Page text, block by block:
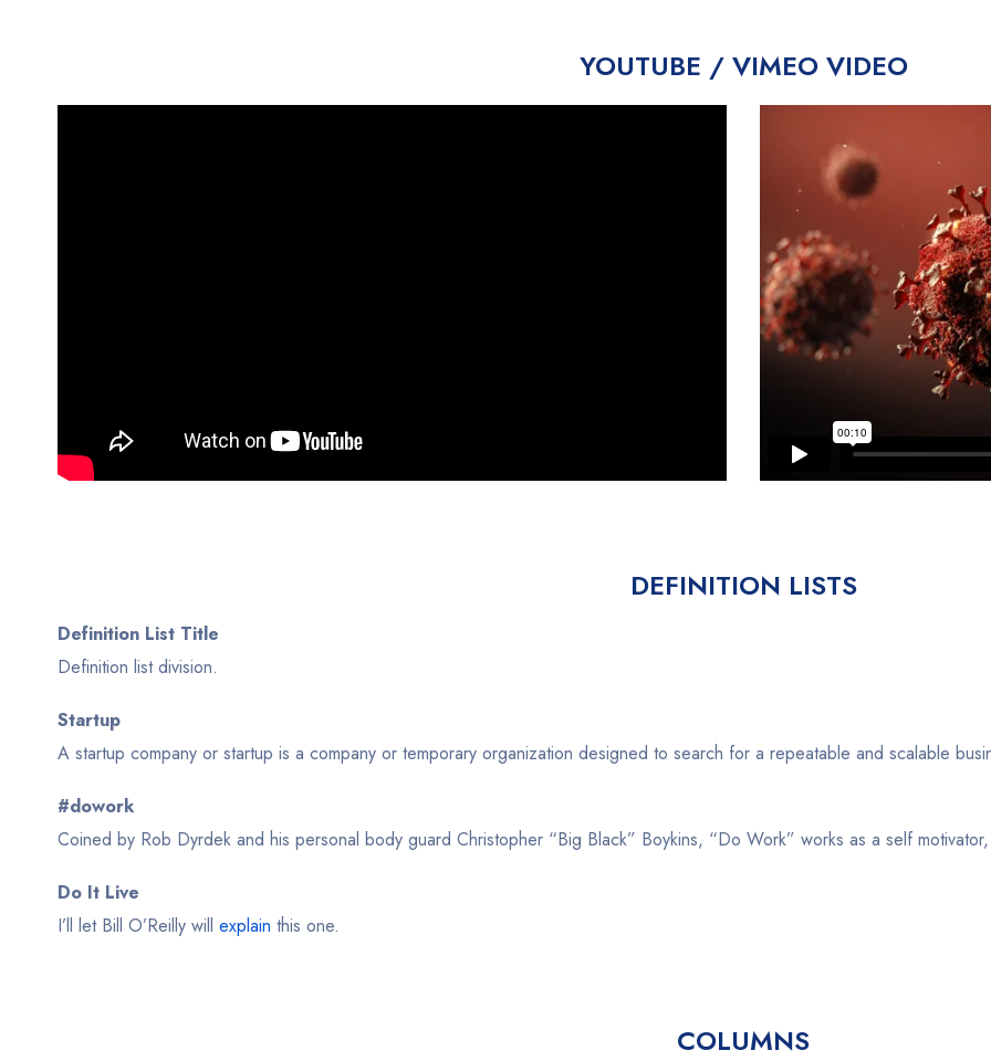
YOUTUBE / VIMEO VIDEO
DEFINITION LISTS
Definition List Title
Definition list division.
Startup
A startup company or startup is a company or temporary organization designed to search for a repeatable and scalable
#dowork
Coined by Rob Dyrdek and his personal body guard Christopher “Big Black” Boykins, “Do Work” works as a self
Do It Live
I’ll let Bill O’Reilly will explain this one.
COLUMNS